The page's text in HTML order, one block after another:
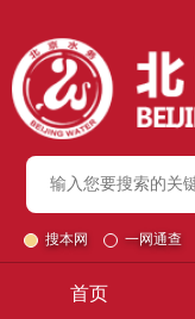
搜本网 一网通查
首页